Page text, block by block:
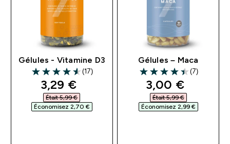
Gélules - Vitamine D3
4.59 out of 5 stars
(17)
discounted price
3,29 €‎
Était 5,99 €‎
Économisez 2,70 €‎
Gélules – Maca
4.43 out of 5 stars
(7)
discounted
3,00 €‎
Était 5,99 €‎
Économisez 2,99 €‎